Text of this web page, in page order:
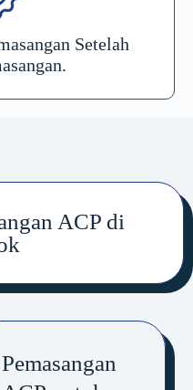
Setelah
ACP di
Pemasangan